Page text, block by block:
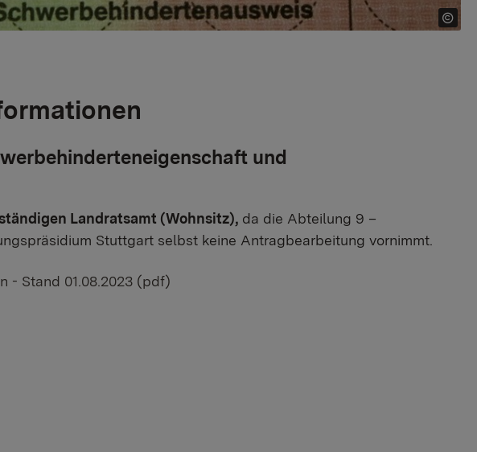
und
Landratsamt (Wohnsitz), da die Abteilung 9 –
Stuttgart selbst keine Antragbearbeitung vornimmt.
- Stand 01.08.2023 (pdf)